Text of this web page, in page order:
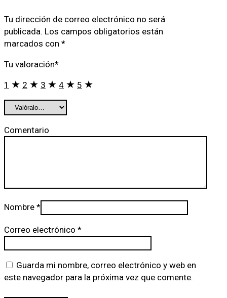
Tu dirección de correo electrónico no será
publicada. Los campos obligatorios están
marcados con *
Tu valoración*
1 2 3 4 5
Comentario
Nombre *
Correo electrónico *
Guarda mi nombre, correo electrónico y web en
este navegador para la próxima vez que comente.